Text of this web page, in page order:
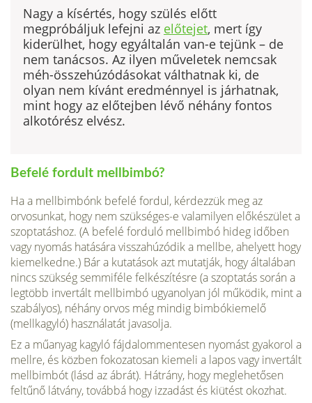
Nagy a kísértés, hogy szülés előtt
megpróbáljuk lefejni az előtejet, mert így
kiderülhet, hogy egyálta­lán van-e tejünk – de
nem tanácsos. Az ilyen műveletek nemcsak
méh-összehúzódásokat válthatnak ki, de
olyan nem kívánt eredménnyel is járhatnak,
mint hogy az előtejben lévő néhány fontos
alkotó­rész elvész.
Befelé fordult mellbimbó?
Ha a mellbimbónk befelé fordul, kérdezzük meg az
orvosunkat, hogy nem szükséges-e valamilyen előkészület a
szoptatáshoz. (A befelé forduló mell­bimbó hideg időben
vagy nyomás hatá­sára visszahúzódik a mellbe, ahelyett hogy
kiemelkedne.) Bár a kutatások azt mutatják, hogy általában
nincs szükség semmiféle felkészítésre (a szoptatás során a
legtöbb invertált mellbimbó ugyanolyan jól működik, mint a
szabá­lyos), néhány orvos még mindig bim­bókiemelő
(mellkagyló) használatát ja­vasolja.
Ez a műanyag kagyló fájdalom­mentesen nyomást gyakorol a
mellre, és közben fokozatosan kiemeli a lapos vagy invertált
mellbimbót (lásd az ábrát). Hátrány, hogy meglehetősen
feltűnő lát­vány, továbbá hogy izzadást és kiütést okozhat.